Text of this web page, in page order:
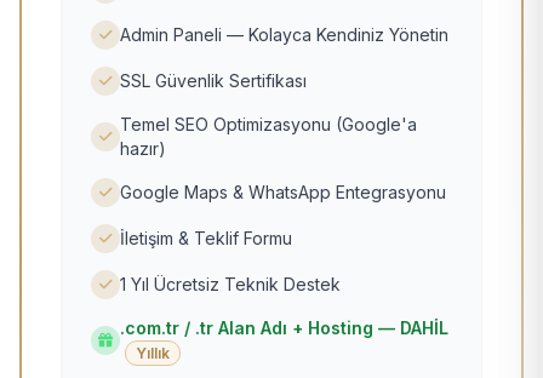
Admin Paneli — Kolayca Kendiniz Yönetin
SSL Güvenlik Sertifikası
Temel SEO Optimizasyonu (Google'a
hazır)
Google Maps & WhatsApp Entegrasyonu
İletişim & Teklif Formu
1 Yıl Ücretsiz Teknik Destek
.com.tr / .tr Alan Adı + Hosting — DAHİL
Yıllık